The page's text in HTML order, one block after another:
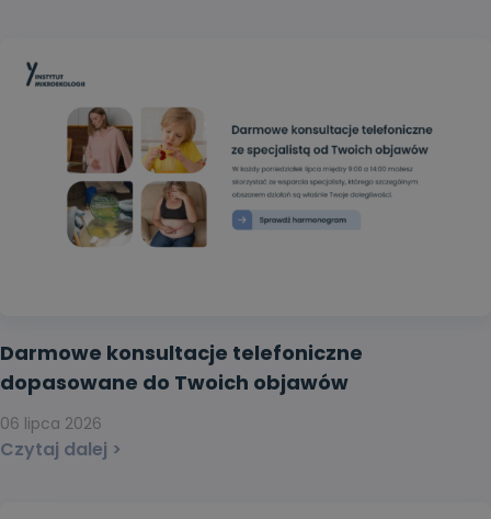
Darmowe konsultacje telefoniczne
dopasowane do Twoich objawów
Czytaj dalej >
06 lipca 2026